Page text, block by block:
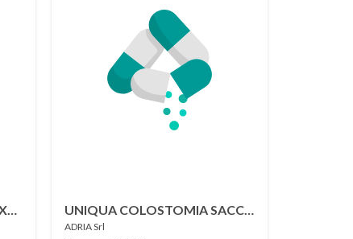
UNIQUA COLOSTOMIA SACCA
CHIUSA BEIGE 25 MM
ADRIA Srl